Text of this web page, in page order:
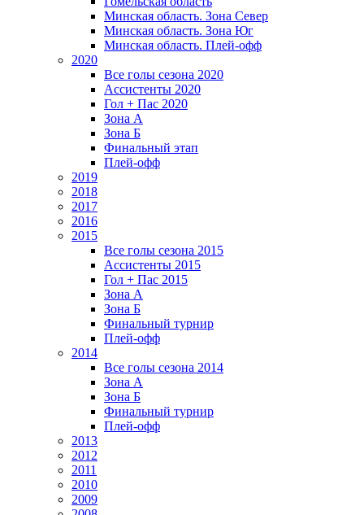
Минская область. Зона Север
Минская область. Зона Юг
Минская область. Плей-офф
2020
Все голы сезона 2020
Ассистенты 2020
Гол + Пас 2020
Зона А
Зона Б
Финальный этап
Плей-офф
2019
2018
2017
2016
2015
Все голы сезона 2015
Ассистенты 2015
Гол + Пас 2015
Зона А
Зона Б
Финальный турнир
Плей-офф
2014
Все голы сезона 2014
Зона А
Зона Б
Финальный турнир
Плей-офф
2013
2012
2011
2010
2009